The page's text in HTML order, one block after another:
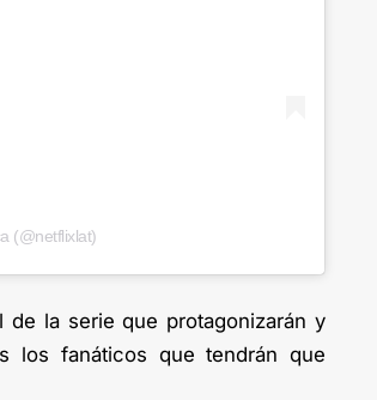
(@netflixlat)
la serie que protagonizarán y
los fanáticos que tendrán que